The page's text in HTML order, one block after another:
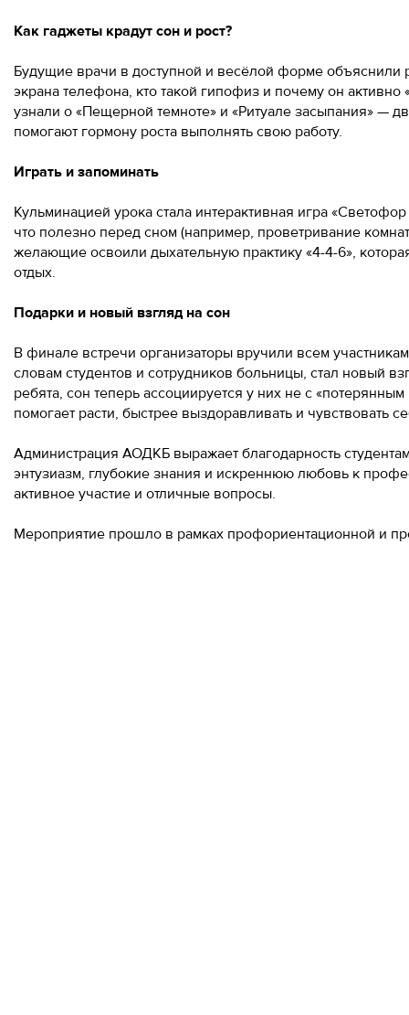
Как гаджеты крадут сон и рост?
Будущие врачи в доступной и весёлой форме объяснили
экрана телефона, кто такой гипофиз и почему он
узнали о «Пещерной темноте» и «Ритуале засыпания» —
помогают гормону роста выполнять свою работу.
Играть и запоминать
Кульминацией урока стала интерактивная игра
что полезно перед сном (например, проветривание
желающие освоили дыхательную практику «4-4-6»,
отдых.
Подарки и новый взгляд на сон
В финале встречи организаторы вручили всем
словам студентов и сотрудников больницы, стал новый
ребята, сон теперь ассоциируется у них не с
помогает расти, быстрее выздоравливать и чувствовать
Администрация АОДКБ выражает благодарность
энтузиазм, глубокие знания и искреннюю любовь к
активное участие и отличные вопросы.
Мероприятие прошло в рамках профориентационной и